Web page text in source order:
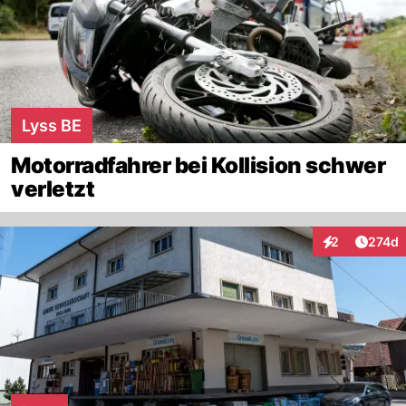
Lyss BE
Motorradfahrer bei Kollision schwer
verletzt
2
Interaktionen
274d